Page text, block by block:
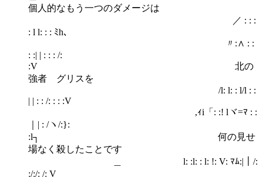
個人的なもう一つのダメージは
／ : : :
: l l: : : ﾐh､
〃:∧ : :
: :| | : : : /:
:V 北の
強者 グリスを
/l: l: : l/l : :
| | : : /: : : :V
,ｨi「: :! lヾ=ﾏ : :
｜| : /ヽ/:}:
:l┐ 何の見せ
場なく殺したことです
＿ l: :l: : l: !: V: ﾏﾑ:|｜/:
:/:/: /: Vゝ